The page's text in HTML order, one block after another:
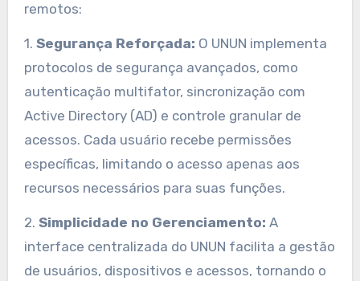
remotos:
1. Segurança Reforçada: O UNUN implementa
protocolos de segurança avançados, como
autenticação multifator, sincronização com
Active Directory (AD) e controle granular de
acessos. Cada usuário recebe permissões
específicas, limitando o acesso apenas aos
recursos necessários para suas funções.
2. Simplicidade no Gerenciamento: A
interface centralizada do UNUN facilita a gestão
de usuários, dispositivos e acessos, tornando o